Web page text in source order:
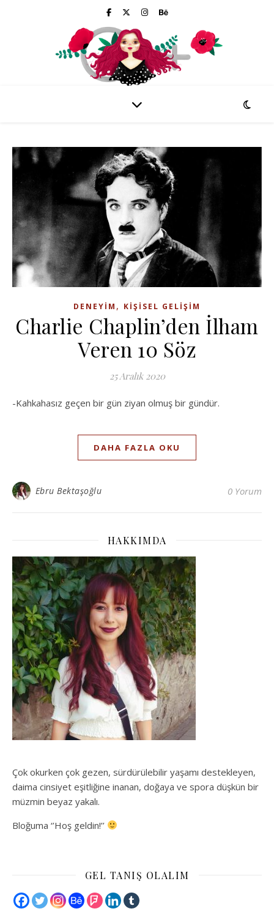
DENEYIM , KIŞISEL GELIŞIM
Charlie Chaplin’den İlham
Veren 10 Söz
25 Aralık 2020
-Kahkahasız geçen bir gün ziyan olmuş bir gündür.
DAHA FAZLA OKU
Ebru Bektaşoğlu 0 Yorum
HAKKIMDA
Çok okurken çok gezen, sürdürülebilir yaşamı destekleyen,
daima cinsiyet eşitliğine inanan, doğaya ve spora düşkün bir
müzmin beyaz yakalı.
Bloğuma ‘’Hoş geldin!’’
GEL TANIŞ OLALIM